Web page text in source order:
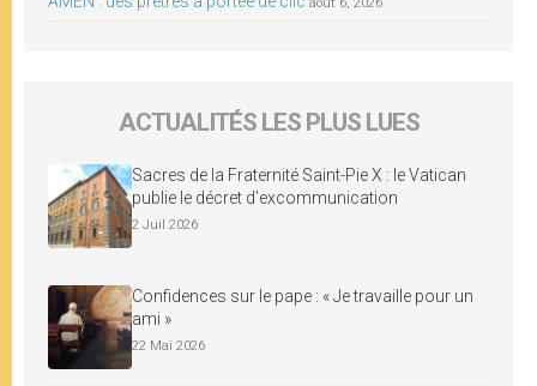
ACTUALITÉS LES PLUS LUES
Sacres de la Fraternité Saint-Pie X : le Vatican
publie le décret d’excommunication
2 Juil 2026
Confidences sur le pape : « Je travaille pour un
ami »
22 Mai 2026